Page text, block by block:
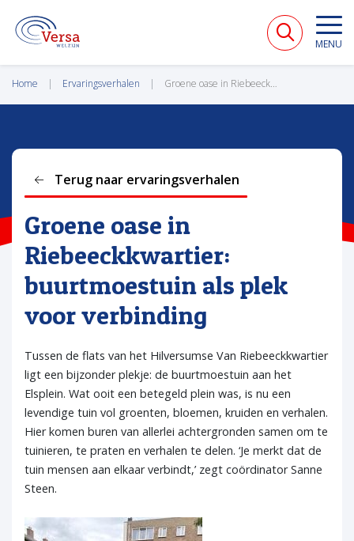
VERSA WELZIJN MENU
Home Ervaringsverhalen Groene oase in Riebeeckkwartier: buurtmoestuin als plek voor verbinding
Terug naar ervaringsverhalen
Groene oase in
Riebeeckkwartier:
buurtmoestuin als plek
voor verbinding
Tussen de flats van het Hilversumse Van Riebeeckkwartier
ligt een bijzonder plekje: de buurtmoestuin aan het
Elsplein. Wat ooit een betegeld plein was, is nu een
levendige tuin vol groenten, bloemen, kruiden en verhalen.
Hier komen buren van allerlei achtergronden samen om te
tuinieren, te praten en verhalen te delen. ‘Je merkt dat de
tuin mensen aan elkaar verbindt,’ zegt coördinator Sanne
Steen.